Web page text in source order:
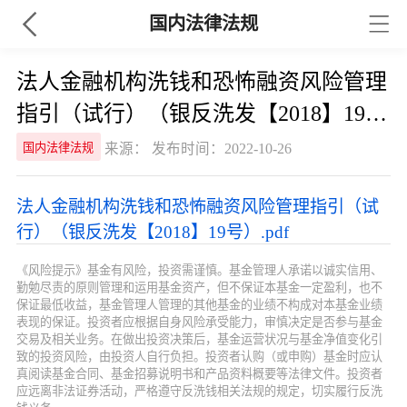
国内法律法规
法人金融机构洗钱和恐怖融资风险管理
指引（试行）（银反洗发【2018】19
号）
国内法律法规 来源： 发布时间：2022-10-26
法人金融机构洗钱和恐怖融资风险管理指引（试
行）（银反洗发【2018】19号）.pdf
《风险提示》基金有风险，投资需谨慎。基金管理人承诺以诚实信用、
勤勉尽责的原则管理和运用基金资产，但不保证本基金一定盈利，也不
保证最低收益，基金管理人管理的其他基金的业绩不构成对本基金业绩
表现的保证。投资者应根据自身风险承受能力，审慎决定是否参与基金
交易及相关业务。在做出投资决策后，基金运营状况与基金净值变化引
致的投资风险，由投资人自行负担。投资者认购（或申购）基金时应认
真阅读基金合同、基金招募说明书和产品资料概要等法律文件。投资者
应远离非法证券活动，严格遵守反洗钱相关法规的规定，切实履行反洗